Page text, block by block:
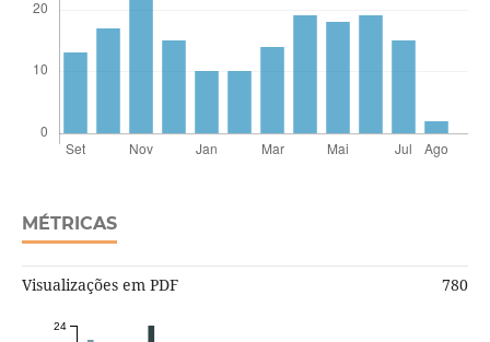
MÉTRICAS
Visualizações em PDF 780
24